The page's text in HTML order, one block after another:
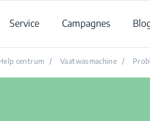
Service Campagnes
centrum / Vaatwasmachine /